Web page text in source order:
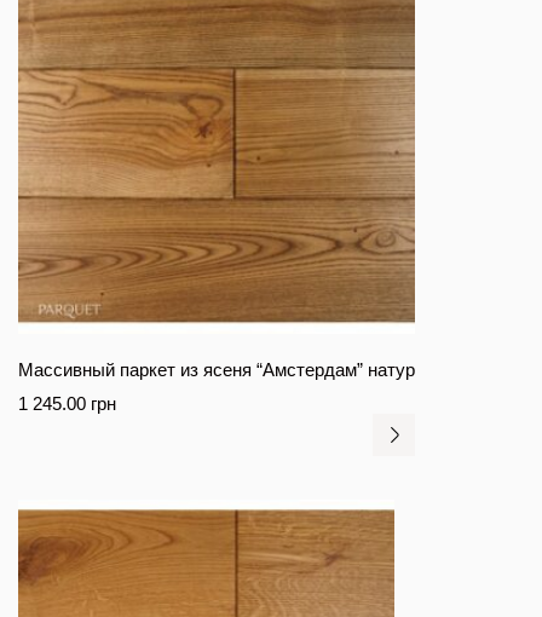
Массивный паркет из ясеня “Амстердам” натур
1 245.00 грн